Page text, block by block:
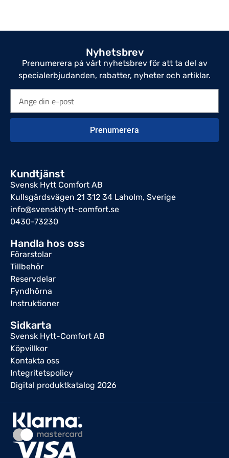
Nyhetsbrev
Prenumerera på vårt nyhetsbrev för att ta del av
specialerbjudanden, rabatter, nyheter och artiklar.
Prenumerera
Kundtjänst
Svensk Hytt Comfort AB
Kullsgårdsvägen 21 312 34 Laholm, Sverige
info@svenskhytt-comfort.se
0430-73230
Handla hos oss
Förarstolar
Tillbehör
Reservdelar
Fyndhörna
Instruktioner
Sidkarta
Svensk Hytt-Comfort AB
Köpvillkor
Kontakta oss
Integritetspolicy
Digital produktkatalog 2026